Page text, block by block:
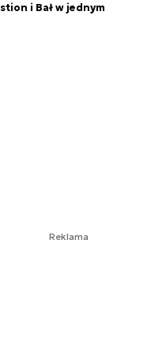
i Bał w jednym
Reklama